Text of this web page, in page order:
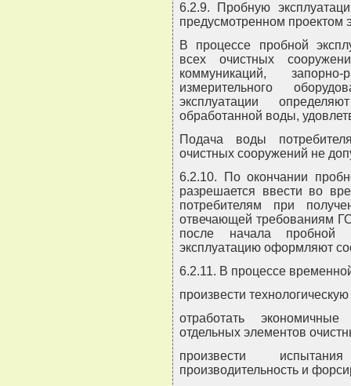
6.2.9. Пробную
предусмотренном проектом
В процессе пробной
всех очистных
коммуникаций,
измерительного
эксплуатации
обработанной воды,
Подача воды
очистных сооружений не
6.2.10. По окончании
разрешается ввести во
потребителям при
отвечающей требованиям
после начала пробной
эксплуатацию оформляют
6.2.11. В процессе
произвести
отработать
отдельных элементов
произвести
производительность и